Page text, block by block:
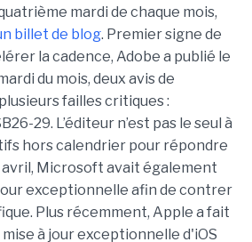
mardi de chaque mois,
billet de blog. Premier signe de
la cadence, Adobe a publié le
du mois, deux avis de
failles critiques :
29. L’éditeur n’est pas le seul à
hors calendrier pour répondre
avril, Microsoft avait également
exceptionnelle afin de contrer
Plus récemment, Apple a fait
à jour exceptionnelle d'iOS